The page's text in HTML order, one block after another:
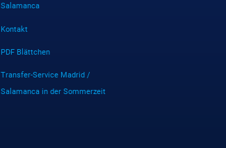
Salamanca
Kontakt
PDF Blättchen
Transfer-Service Madrid /
Salamanca in der Sommerzeit